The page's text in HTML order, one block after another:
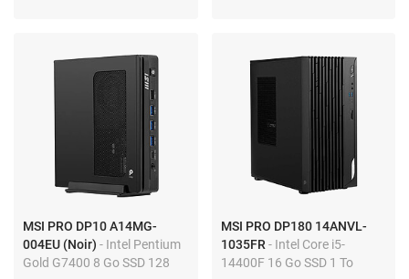
MSI PRO DP10 A14MG-
004EU (Noir) - Intel Pentium
Gold G7400 8 Go SSD 128
MSI PRO DP180 14ANVL-
1035FR - Intel Core i5-
14400F 16 Go SSD 1 To